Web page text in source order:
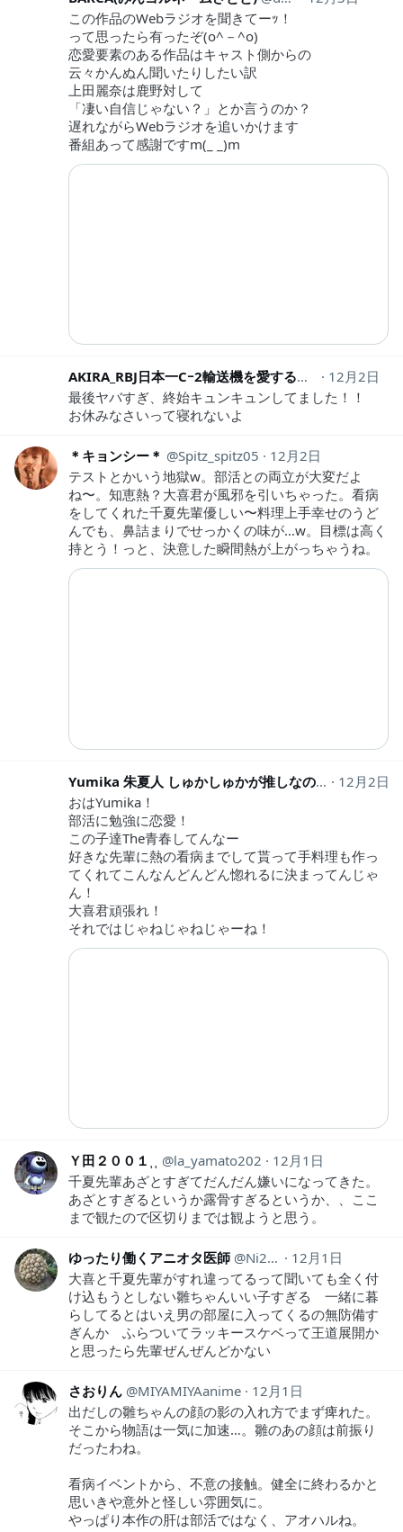
この作品のWebラジオを聞きてーｯ！
って思ったら有ったぞ(o^－^o)
恋愛要素のある作品はキャスト側からの
云々かんぬん聞いたりしたい訳
上田麗奈は鹿野対して
「凄い自信じゃない？」とか言うのか？
遅れながらWebラジオを追いかけます
番組あって感謝ですm(_ _)m
AKIRA_RBJ日本一Cｰ2輸送機を愛する高校生
12月2日
最後ヤバすぎ、終始キュンキュンしてました！！
お休みなさいって寝れないよ
＊キョンシー＊ Spitz_spitz05
12月2日
テストとかいう地獄w。部活との両立が大変だよ
ね〜。知恵熱？大喜君が風邪を引いちゃった。看病
をしてくれた千夏先輩優しい〜料理上手幸せのうど
んでも、鼻詰まりでせっかくの味が…w。目標は高く
持とう！っと、決意した瞬間熱が上がっちゃうね。
Yumika 朱夏人 しゅかしゅかが推しなのYumiたんたん
12月2日
おはYumika！
部活に勉強に恋愛！
この子達The青春してんなー
好きな先輩に熱の看病までして貰って手料理も作っ
てくれてこんなんどんどん惚れるに決まってんじゃ
ん！
大喜君頑張れ！
それではじゃねじゃねじゃーね！
Ｙ田２００１⸒⸒ la_yamato202
12月1日
千夏先輩あざとすぎてだんだん嫌いになってきた。
あざとすぎるというか露骨すぎるというか、、ここ
まで観たので区切りまでは観ようと思う。
ゆったり働くアニオタ医師 Ni2Ut
12月1日
大喜と千夏先輩がすれ違ってるって聞いても全く付
け込もうとしない雛ちゃんいい子すぎる 一緒に暮
らしてるとはいえ男の部屋に入ってくるの無防備す
ぎんか ふらついてラッキースケベって王道展開か
と思ったら先輩ぜんぜんどかない
さおりん MIYAMIYAanime
12月1日
出だしの雛ちゃんの顔の影の入れ方でまず痺れた。
そこから物語は一気に加速…。雛のあの顔は前振り
だったわね。
看病イベントから、不意の接触。健全に終わるかと
思いきや意外と怪しい雰囲気に。
やっぱり本作の肝は部活ではなく、アオハルね。